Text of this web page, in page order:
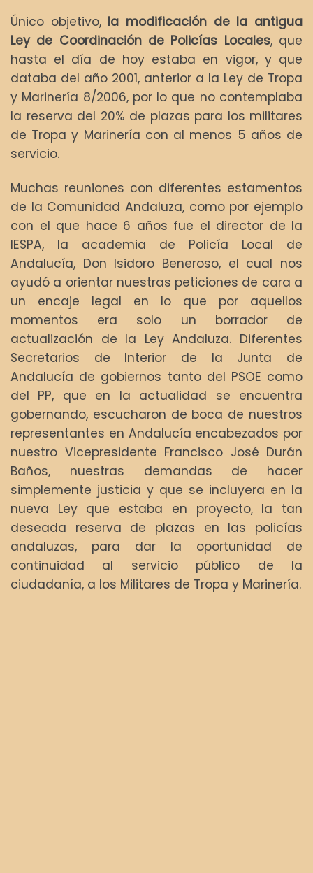
Único objetivo, la modificación de la antigua
Ley de Coordinación de Policías Locales, que
hasta el día de hoy estaba en vigor, y que
databa del año 2001, anterior a la Ley de Tropa
y Marinería 8/2006, por lo que no contemplaba
la reserva del 20% de plazas para los militares
de Tropa y Marinería con al menos 5 años de
servicio.
Muchas reuniones con diferentes estamentos
de la Comunidad Andaluza, como por ejemplo
con el que hace 6 años fue el director de la
IESPA, la academia de Policía Local de
Andalucía, Don Isidoro Beneroso, el cual nos
ayudó a orientar nuestras peticiones de cara a
un encaje legal en lo que por aquellos
momentos era solo un borrador de
actualización de la Ley Andaluza. Diferentes
Secretarios de Interior de la Junta de
Andalucía de gobiernos tanto del PSOE como
del PP, que en la actualidad se encuentra
gobernando, escucharon de boca de nuestros
representantes en Andalucía encabezados por
nuestro Vicepresidente Francisco José Durán
Baños, nuestras demandas de hacer
simplemente justicia y que se incluyera en la
nueva Ley que estaba en proyecto, la tan
deseada reserva de plazas en las policías
andaluzas, para dar la oportunidad de
continuidad al servicio público de la
ciudadanía, a los Militares de Tropa y Marinería.